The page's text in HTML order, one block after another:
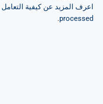
اعرف المزيد عن كيفية
processed
.